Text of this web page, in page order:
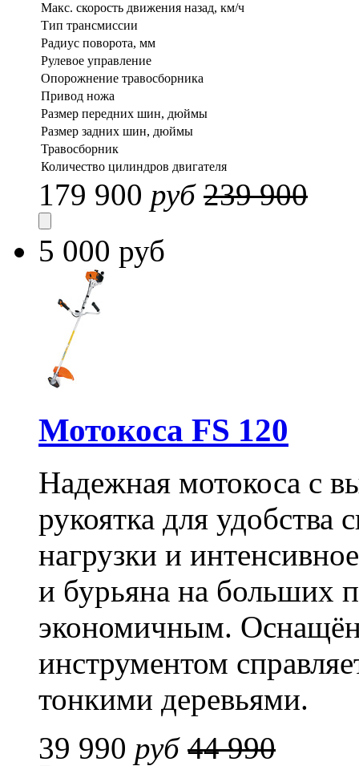
Макс. скорость движения назад, км/ч
Тип трансмиссии
Радиус поворота, мм
Рулевое управление
Опорожнение травосборника
Привод ножа
Размер передних шин, дюймы
Размер задних шин, дюймы
Травосборник
Количество цилиндров двигателя
179 900 руб 239 900
5 000 руб
Мотокоса FS 120
Надежная мотокоса с
рукоятка для удобства
нагрузки и
и бурьяна на больших
экономичным.
инструментом
тонкими деревьями.
39 990 руб 44 990